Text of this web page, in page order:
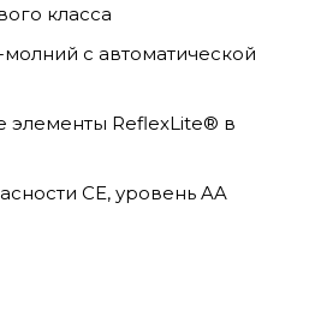
класса
с автоматической
ReflexLite® в
CE, уровень AA